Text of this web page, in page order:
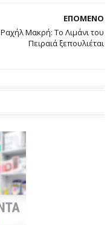
ΕΠΟΜΕΝΟ
Ραχήλ Μακρή: Το Λιμάνι του
Πειραιά ξεπουλιέται